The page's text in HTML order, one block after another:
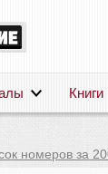
Книги
номеров за